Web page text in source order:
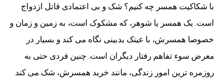
با شکاکیت همسر چه کنیم؟ شک و بی اعتمادی قاتل ازدواج
است. یک همسر یا شوهر، که مشکوک است، به زمین و زمان و
خصوصا همسرش، با عینک بدبینی نگاه می کند و بسیار در
معرض سوء تفاهم رفتار دیگران است. چنین فردی حتی به
روزمره ترین امور زندگی، مانند خرید همسرش، شک می کند